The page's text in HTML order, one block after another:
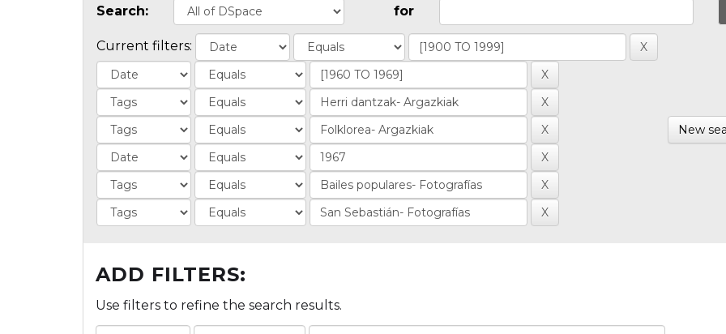
Search: for
Current filters:
New
ADD FILTERS:
Use filters to refine the search results.